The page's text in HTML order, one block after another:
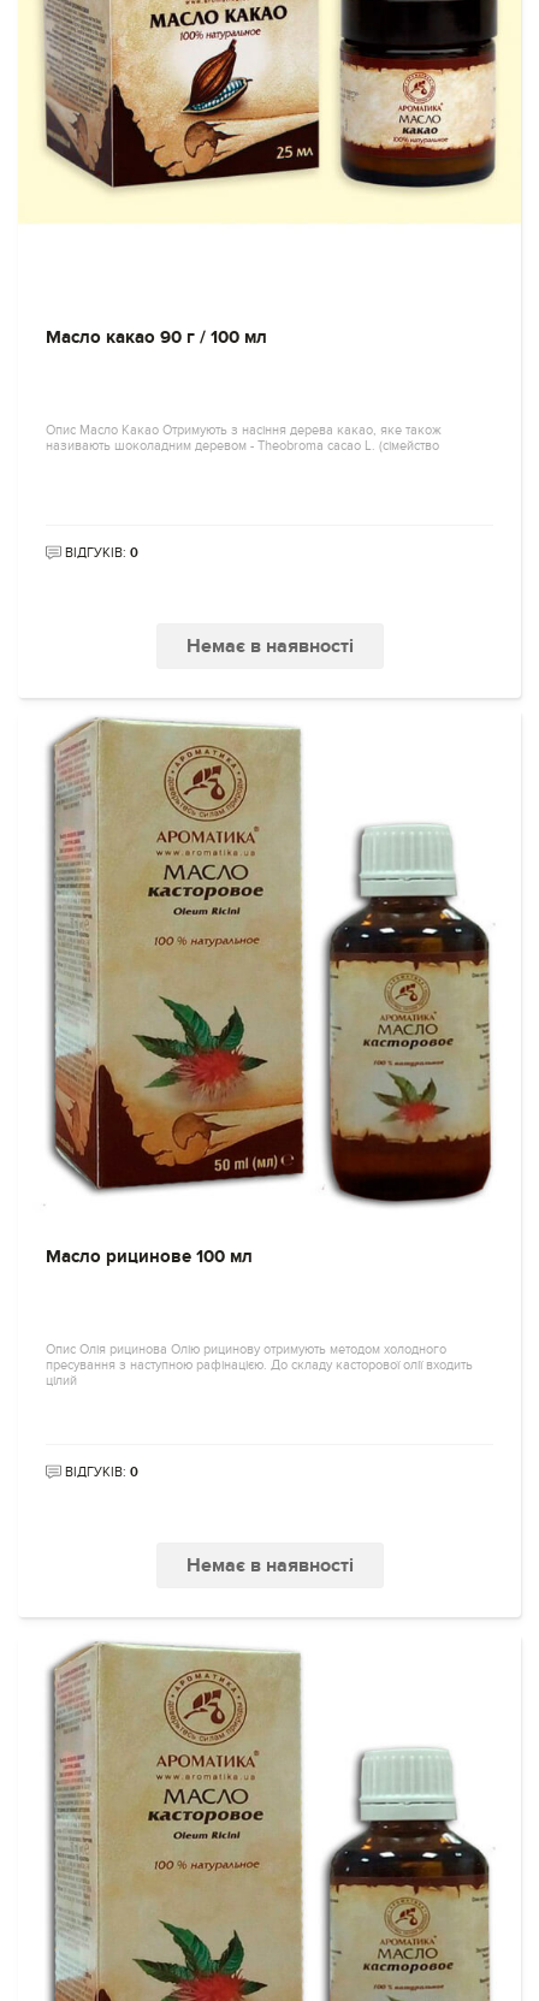
Масло какао 90 г / 100 мл
Опис Масло Какао Отримують з насіння дерева какао, яке також
називають шоколадним деревом - Theobroma cacao L. (сімейство
ВІДГУКІВ: 0
Немає в наявності
Масло рицинове 100 мл
Опис Олія рицинова Олію рицинову отримують методом холодного
пресування з наступною рафінацією. До складу касторової олії входить
цілий
ВІДГУКІВ: 0
Немає в наявності